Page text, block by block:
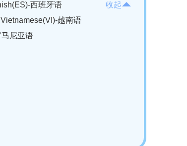
西班牙语
Vietnamese(VI)-越南语
尼亚语
收起